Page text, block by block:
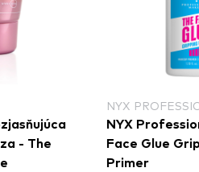
NYX PROFESSIONAL MAKEUP
NYX Professional Makeup
Face Glue Gripping Makeup
Primer